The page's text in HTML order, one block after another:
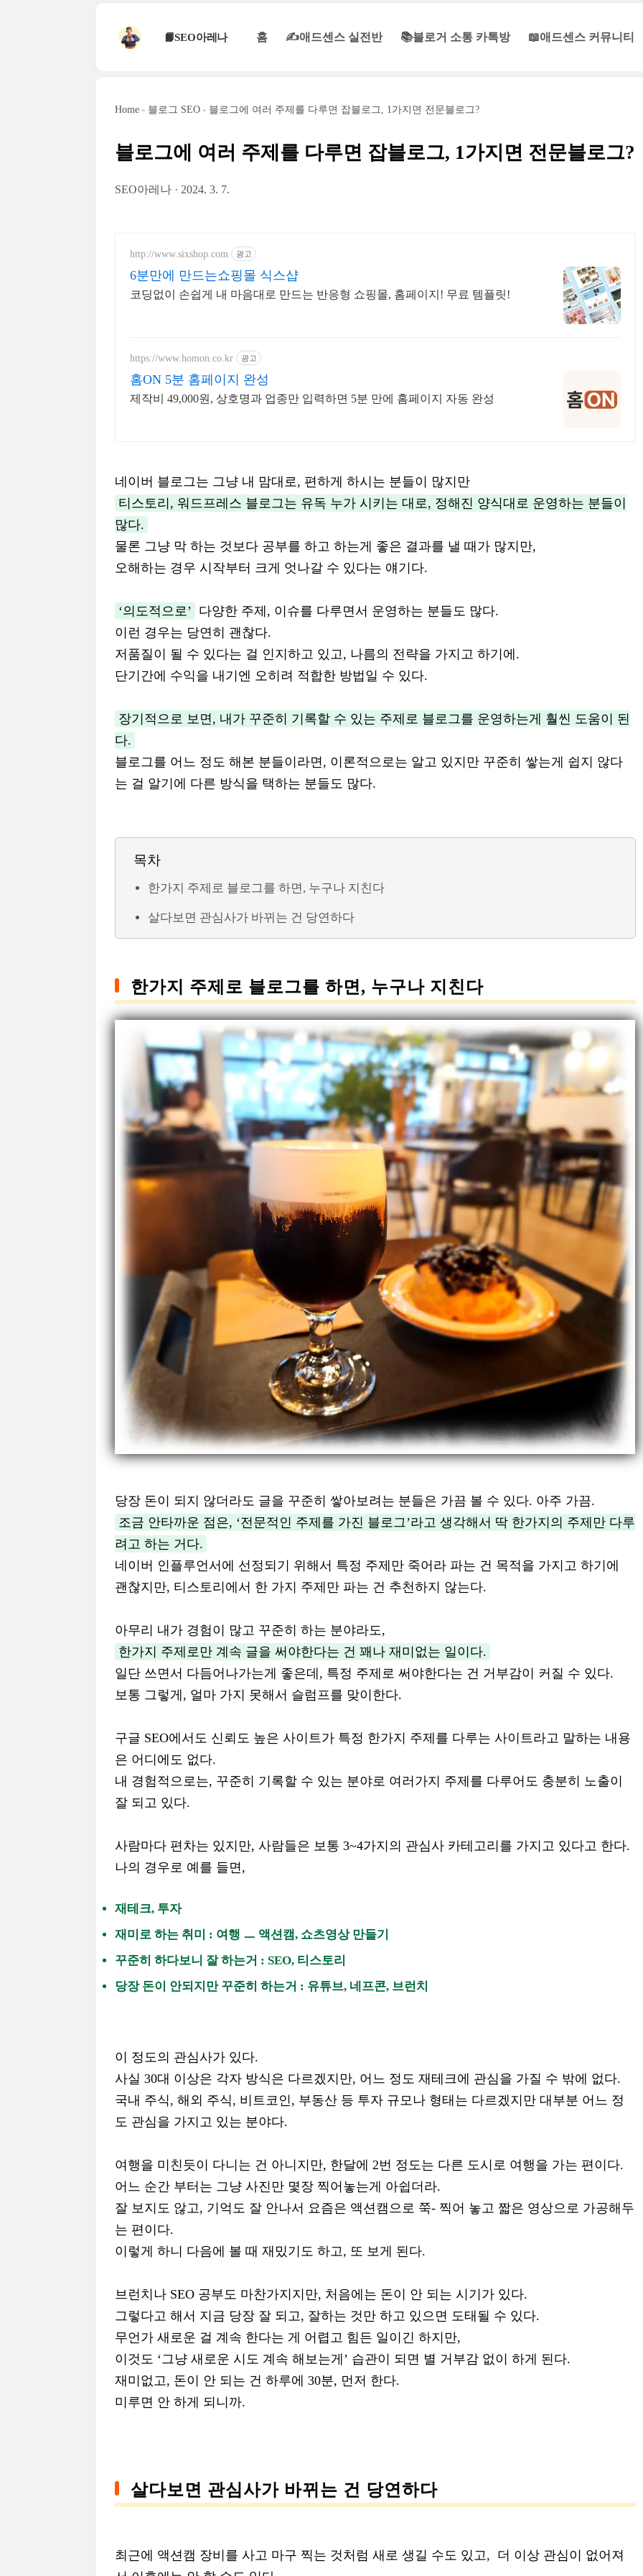
📙SEO아레나 홈 ✍애드센스 실전반 📚블로거 소통 카톡방 📖애드센스 커뮤니티
Home 블로그 SEO 블로그에 여러 주제를 다루면 잡블로그, 1가지면 전문블로그?
블로그에 여러 주제를 다루면 잡블로그, 1가지면 전문블로그?
SEO아레나 2024. 3. 7.
http://www.sixshop.com 광고
6분만에 만드는쇼핑몰 식스샵
코딩없이 손쉽게 내 마음대로 만드는 반응형 쇼핑몰, 홈페이지! 무료 템플릿!
https://www.homon.co.kr 광고
홈ON 5분 홈페이지 완성
제작비 49,000원, 상호명과 업종만 입력하면 5분 만에 홈페이지 자동 완성
네이버 블로그는 그냥 내 맘대로, 편하게 하시는 분들이 많지만
티스토리, 워드프레스 블로그는 유독 누가 시키는 대로, 정해진 양식대로 운영하는 분들이
많다.
물론 그냥 막 하는 것보다 공부를 하고 하는게 좋은 결과를 낼 때가 많지만,
오해하는 경우 시작부터 크게 엇나갈 수 있다는 얘기다.
‘의도적으로’ 다양한 주제, 이슈를 다루면서 운영하는 분들도 많다.
이런 경우는 당연히 괜찮다.
저품질이 될 수 있다는 걸 인지하고 있고, 나름의 전략을 가지고 하기에.
단기간에 수익을 내기엔 오히려 적합한 방법일 수 있다.
장기적으로 보면, 내가 꾸준히 기록할 수 있는 주제로 블로그를 운영하는게 훨씬 도움이 된
다.
블로그를 어느 정도 해본 분들이라면, 이론적으로는 알고 있지만 꾸준히 쌓는게 쉽지 않다
는 걸 알기에 다른 방식을 택하는 분들도 많다.
목차
한가지 주제로 블로그를 하면, 누구나 지친다
살다보면 관심사가 바뀌는 건 당연하다
한가지 주제로 블로그를 하면, 누구나 지친다
당장 돈이 되지 않더라도 글을 꾸준히 쌓아보려는 분들은 가끔 볼 수 있다. 아주 가끔.
조금 안타까운 점은, ‘전문적인 주제를 가진 블로그’라고 생각해서 딱 한가지의 주제만 다루
려고 하는 거다.
네이버 인플루언서에 선정되기 위해서 특정 주제만 죽어라 파는 건 목적을 가지고 하기에
괜찮지만, 티스토리에서 한 가지 주제만 파는 건 추천하지 않는다.
아무리 내가 경험이 많고 꾸준히 하는 분야라도,
한가지 주제로만 계속 글을 써야한다는 건 꽤나 재미없는 일이다.
일단 쓰면서 다듬어나가는게 좋은데, 특정 주제로 써야한다는 건 거부감이 커질 수 있다.
보통 그렇게, 얼마 가지 못해서 슬럼프를 맞이한다.
구글 SEO에서도 신뢰도 높은 사이트가 특정 한가지 주제를 다루는 사이트라고 말하는 내용
은 어디에도 없다.
내 경험적으로는, 꾸준히 기록할 수 있는 분야로 여러가지 주제를 다루어도 충분히 노출이
잘 되고 있다.
사람마다 편차는 있지만, 사람들은 보통 3~4가지의 관심사 카테고리를 가지고 있다고 한다.
나의 경우로 예를 들면,
재테크, 투자
재미로 하는 취미 : 여행 ㅡ 액션캠, 쇼츠영상 만들기
꾸준히 하다보니 잘 하는거 : SEO, 티스토리
당장 돈이 안되지만 꾸준히 하는거 : 유튜브, 네프콘, 브런치
이 정도의 관심사가 있다.
사실 30대 이상은 각자 방식은 다르겠지만, 어느 정도 재테크에 관심을 가질 수 밖에 없다.
국내 주식, 해외 주식, 비트코인, 부동산 등 투자 규모나 형태는 다르겠지만 대부분 어느 정
도 관심을 가지고 있는 분야다.
여행을 미친듯이 다니는 건 아니지만, 한달에 2번 정도는 다른 도시로 여행을 가는 편이다.
어느 순간 부터는 그냥 사진만 몇장 찍어놓는게 아쉽더라.
잘 보지도 않고, 기억도 잘 안나서 요즘은 액션캠으로 쭉- 찍어 놓고 짧은 영상으로 가공해두
는 편이다.
이렇게 하니 다음에 볼 때 재밌기도 하고, 또 보게 된다.
브런치나 SEO 공부도 마찬가지지만, 처음에는 돈이 안 되는 시기가 있다.
그렇다고 해서 지금 당장 잘 되고, 잘하는 것만 하고 있으면 도태될 수 있다.
무언가 새로운 걸 계속 한다는 게 어렵고 힘든 일이긴 하지만,
이것도 ‘그냥 새로운 시도 계속 해보는게’ 습관이 되면 별 거부감 없이 하게 된다.
재미없고, 돈이 안 되는 건 하루에 30분, 먼저 한다.
미루면 안 하게 되니까.
살다보면 관심사가 바뀌는 건 당연하다
최근에 액션캠 장비를 사고 마구 찍는 것처럼 새로 생길 수도 있고, 더 이상 관심이 없어져